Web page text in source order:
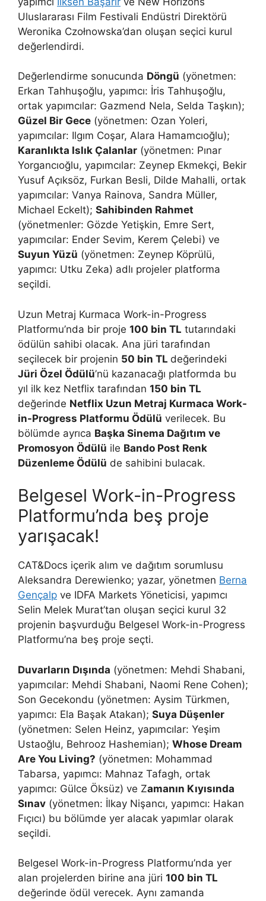
Uluslararası Film Festivali Endüstri Direktörü
Weronika Czołnowska’dan oluşan seçici kurul
değerlendirdi.
Değerlendirme sonucunda Döngü (yönetmen:
Erkan Tahhuşoğlu, yapımcı: İris Tahhuşoğlu,
ortak yapımcılar: Gazmend Nela, Selda Taşkın);
Güzel Bir Gece (yönetmen: Ozan Yoleri,
yapımcılar: Ilgım Coşar, Alara Hamamcıoğlu);
Karanlıkta Islık Çalanlar (yönetmen: Pınar
Yorgancıoğlu, yapımcılar: Zeynep Ekmekçi, Bekir
Yusuf Açıksöz, Furkan Besli, Dilde Mahalli, ortak
yapımcılar: Vanya Rainova, Sandra Müller,
Michael Eckelt); Sahibinden Rahmet
(yönetmenler: Gözde Yetişkin, Emre Sert,
yapımcılar: Ender Sevim, Kerem Çelebi) ve
Suyun Yüzü (yönetmen: Zeynep Köprülü,
yapımcı: Utku Zeka) adlı projeler platforma
seçildi.
Uzun Metraj Kurmaca Work-in-Progress
Platformu’nda bir proje 100 bin TL tutarındaki
ödülün sahibi olacak. Ana jüri tarafından
seçilecek bir projenin 50 bin TL değerindeki
Jüri Özel Ödülü’nü kazanacağı platformda bu
yıl ilk kez Netflix tarafından 150 bin TL
değerinde Netflix Uzun Metraj Kurmaca Work-
in-Progress Platformu Ödülü verilecek. Bu
bölümde ayrıca Başka Sinema Dağıtım ve
Promosyon Ödülü ile Bando Post Renk
Düzenleme Ödülü de sahibini bulacak.
Belgesel Work-in-Progress
Platformu’nda beş proje
yarışacak!
CAT&Docs içerik alım ve dağıtım sorumlusu
Aleksandra Derewienko; yazar, yönetmen Berna
Gençalp ve IDFA Markets Yöneticisi, yapımcı
Selin Melek Murat’tan oluşan seçici kurul 32
projenin başvurduğu Belgesel Work-in-Progress
Platformu’na beş proje seçti.
Duvarların Dışında (yönetmen: Mehdi Shabani,
yapımcılar: Mehdi Shabani, Naomi Rene Cohen);
Son Gecekondu (yönetmen: Aysim Türkmen,
yapımcı: Ela Başak Atakan); Suya Düşenler
(yönetmen: Selen Heinz, yapımcılar: Yeşim
Ustaoğlu, Behrooz Hashemian); Whose Dream
Are You Living? (yönetmen: Mohammad
Tabarsa, yapımcı: Mahnaz Tafagh, ortak
yapımcı: Gülce Öksüz) ve Zamanın Kıyısında
Sınav (yönetmen: İlkay Nişancı, yapımcı: Hakan
Fıçıcı) bu bölümde yer alacak yapımlar olarak
seçildi.
Belgesel Work-in-Progress Platformu’nda yer
alan projelerden birine ana jüri 100 bin TL
değerinde ödül verecek. Aynı zamanda